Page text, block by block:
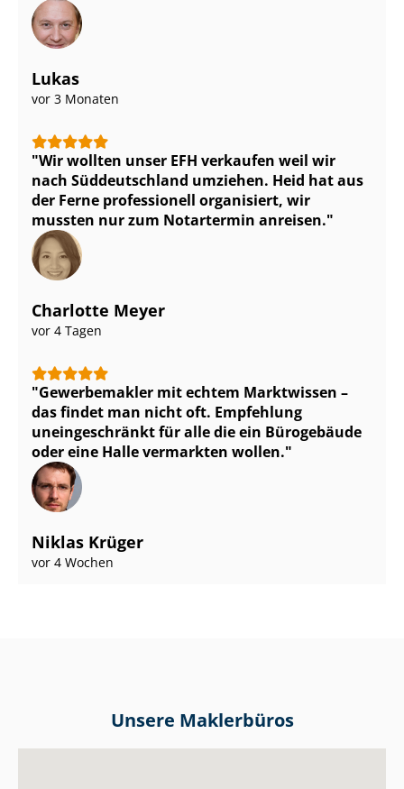
Lukas
vor 3 Monaten
Wir wollten unser EFH verkaufen weil wir
nach Süddeutschland umziehen. Heid hat aus
der Ferne professionell organisiert, wir
mussten nur zum Notartermin anreisen.
Charlotte Meyer
vor 4 Tagen
Gewerbemakler mit echtem Marktwissen –
das findet man nicht oft. Empfehlung
uneingeschränkt für alle die ein Bürogebäude
oder eine Halle vermarkten wollen.
Niklas Krüger
vor 4 Wochen
Unsere Maklerbüros